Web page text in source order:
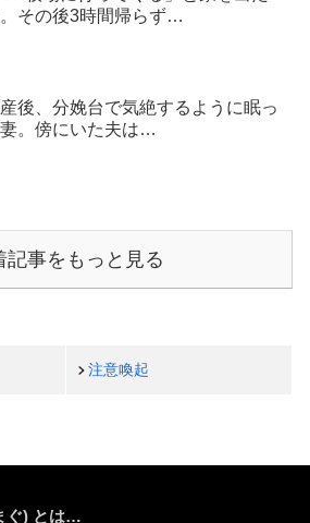
その後3時間帰らず…
後、分娩台で気絶するように眠っ
。傍にいた夫は…
記事をもっと見る
注意喚起
ぐ) とは…